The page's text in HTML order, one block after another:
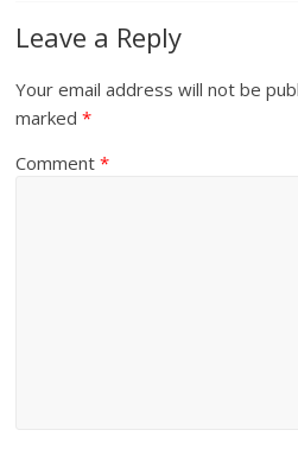
Leave a Reply
Your email address will not be
marked*
Comment*